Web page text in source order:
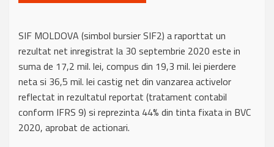
SIF MOLDOVA (simbol bursier SIF2) a raporttat un
rezultat net inregistrat la 30 septembrie 2020 este in
suma de 17,2 mil. lei, compus din 19,3 mil. lei pierdere
neta si 36,5 mil. lei castig net din vanzarea activelor
reflectat in rezultatul reportat (tratament contabil
conform IFRS 9) si reprezinta 44% din tinta fixata in BVC
2020, aprobat de actionari.